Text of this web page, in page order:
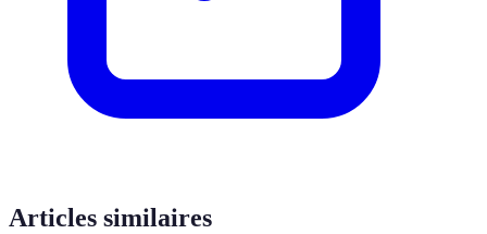
Articles similaires